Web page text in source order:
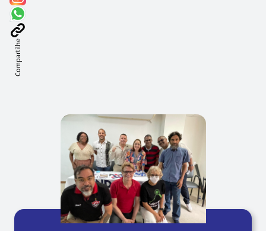
Compartilhe